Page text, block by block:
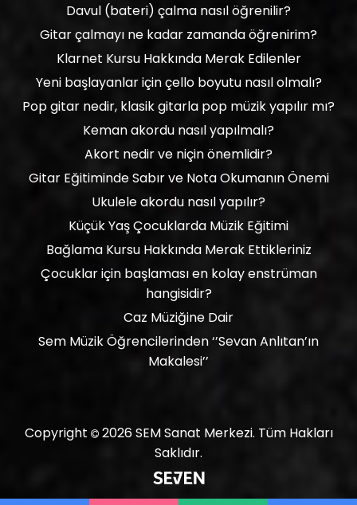
Davul (bateri) çalma nasıl öğrenilir?
Gitar çalmayı ne kadar zamanda öğrenirim?
Klarnet Kursu Hakkında Merak Edilenler
Yeni başlayanlar için çello boyutu nasıl olmalı?
Pop gitar nedir, klasik gitarla pop müzik yapılır mı?
Keman akordu nasıl yapılmalı?
Akort nedir ve niçin önemlidir?
Gitar Eğitiminde Sabır ve Nota Okumanın Önemi
Ukulele akordu nasıl yapılır?
Küçük Yaş Çocuklarda Müzik Eğitimi
Bağlama Kursu Hakkında Merak Ettikleriniz
Çocuklar için başlaması en kolay enstrüman
hangisidir?
Caz Müziğine Dair
Sem Müzik Öğrencilerinden ‘’Sevan Anlıtan’ın
Makalesi’’
Copyright 2026SEM Sanat Merkezi. Tüm Hakları
Saklıdır.